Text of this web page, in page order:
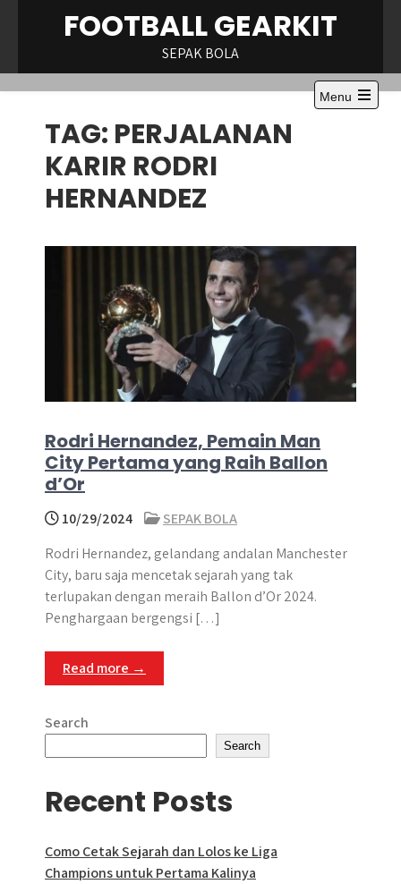
FOOTBALL GEARKIT
SEPAK BOLA
Menu
Open
TAG: PERJALANAN
KARIR RODRI
HERNANDEZ
Rodri Hernandez, Pemain Man
City Pertama yang Raih Ballon
d’Or
10/29/2024
SEPAK BOLA
​Rodri Hernandez, gelandang andalan Manchester
City, baru saja mencetak sejarah yang tak
terlupakan dengan meraih Ballon d’Or 2024.​
Penghargaan bergengsi […]
Read more →
Search
Search
Recent Posts
Como Cetak Sejarah dan Lolos ke Liga
Champions untuk Pertama Kalinya